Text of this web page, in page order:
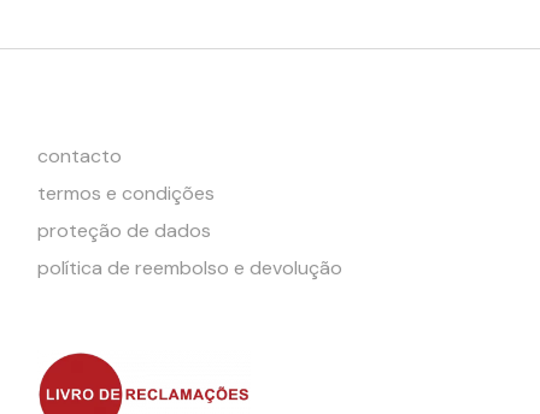
contacto
termos e condições
proteção de dados
política de reembolso e devolução